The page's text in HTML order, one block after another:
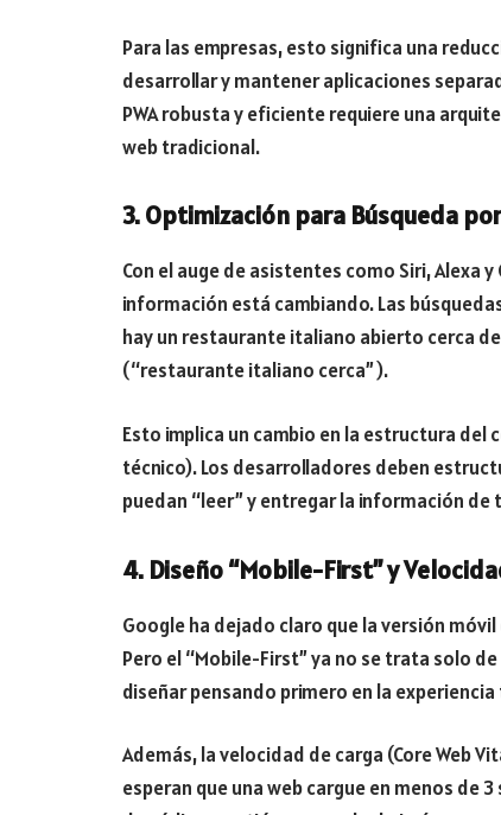
Para las empresas, esto significa una
desarrollar y mantener aplicaciones
PWA robusta y eficiente requiere una
web tradicional.
3. Optimización para Búsqueda
Con el auge de asistentes como Siri, Alexa
información está cambiando. Las
hay un restaurante italiano abierto cerca
(“restaurante italiano cerca”).
Esto implica un cambio en la estructura del
técnico). Los desarrolladores deben
puedan “leer” y entregar la información
4. Diseño “Mobile-First” y
Google ha dejado claro que la versión
Pero el “Mobile-First” ya no se trata solo
diseñar pensando primero en la
Además, la velocidad de carga (Core Web
esperan que una web cargue en menos de